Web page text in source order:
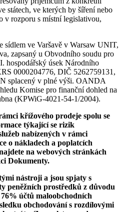
státech, ve kterých by šíření nebo
v rozporu s místní legislativou,
ve Varšavě v Warsaw UNIT,
zapsaný u Obvodního soudu pro
hospodářský úsek Národního
0000204776, DIČ 5262759131,
splacený v plné výši. OANDA
Komise pro finanční dohled na
(KPWiG-4021-54-1/2004).
křížového prodeje spolu se
týkající se rizik
nabízených v rámci
o nákladech a poplatcích
na webových stránkách
Dokumenty.
nástroji a jsou spjaty s
peněžních prostředků z důvodu
účtů maloobchodních
obchodování s rozdílovými